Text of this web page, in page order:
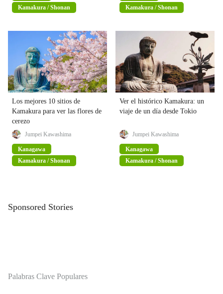
Kamakura / Shonan
Kamakura / Shonan
Los mejores 10 sitios de
Kamakura para ver las flores de
cerezo
Jumpei Kawashima
Kanagawa
Kamakura / Shonan
Ver el histórico Kamakura: un
viaje de un día desde Tokio
Jumpei Kawashima
Kanagawa
Kamakura / Shonan
Sponsored Stories
Palabras Clave Populares